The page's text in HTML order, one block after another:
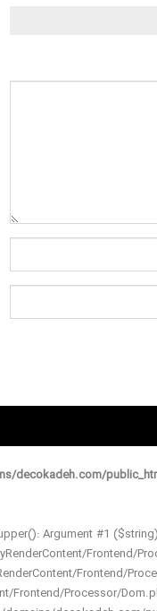
decokadeh.com/
Argument #1
Frontend/
Frontend/
Frontend/Processor/